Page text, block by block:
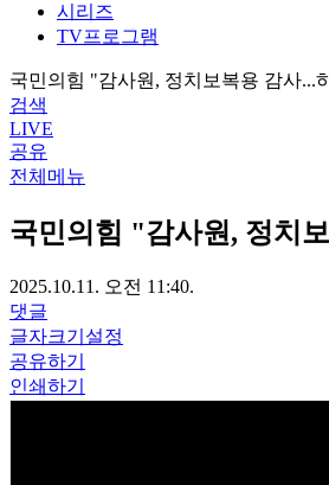
시리즈
TV프로그램
국민의힘 "감사원, 정치보복용 감사...
검색
LIVE
공유
전체메뉴
국민의힘 "감사원, 정치
2025.10.11. 오전 11:40.
댓글
글자크기설정
공유하기
인쇄하기